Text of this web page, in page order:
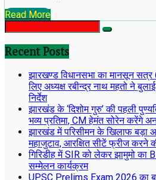
Read More
Recent Posts
झारखण्ड विधानसभा का मानसून
लिए अध्यक्ष रबीन्द्र नाथ महतो ने
निर्देश
झारखंड के ‘दिशोम गुरु’ की पहली
भव्य प्रतिमा, CM हेमंत सोरेन करेंगे
झारखंड में परिसीमन के खिलाफ बड़ा
महाजुटाव, आरक्षित सीटें फ्रीज करने
गिरिडीह में SIR को लेकर झामुमो का
सम्मेलन कार्यक्रम
UPSC Prelims Exam 2026 का